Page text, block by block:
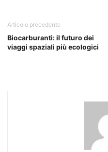
Articolo precedente
Biocarburanti: il futuro dei
viaggi spaziali più ecologici